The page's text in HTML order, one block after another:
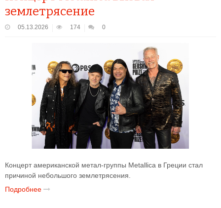
землетрясение
05.13.2026 174 0
Концерт американской метал-группы Metallica в Греции стал
причиной небольшого землетрясения.
Подробнее